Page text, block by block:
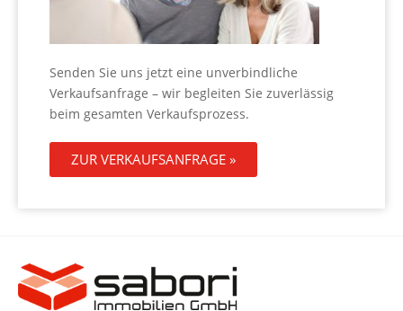
Senden Sie uns jetzt eine unverbindliche
Verkaufsanfrage – wir begleiten Sie zuverlässig
beim gesamten Verkaufsprozess.
ZUR VERKAUFSANFRAGE »